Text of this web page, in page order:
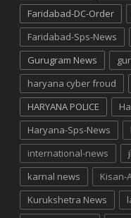
Faridabad-DC-Order
Faridabad-Sps-News
Gurugram News
haryana cyber froud
HARYANA POLICE
Haryana-Sps-News
international-news
karnal news
Kisan-
Kurukshetra News